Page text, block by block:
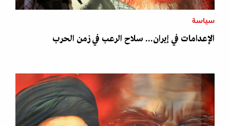
سياسة
الإعدامات في إيران... سلاح الرعب في زمن الحرب